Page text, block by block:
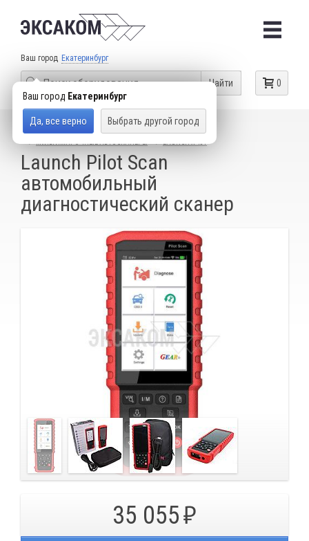
Ваш город Екатеринбург
Ваш город Екатеринбург
Да, все верно Выбрать другой город
0
Найти
КАТАЛОГ ТОВАРОВ
ДИАГНОСТИЧЕСКИЕ СКАНЕРЫ
Launch Pilot Scan
автомобильный
диагностический сканер
35 055